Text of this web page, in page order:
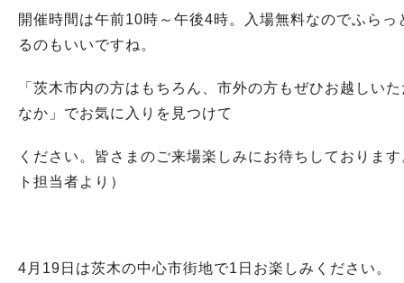
開催時間は午前10時～午後4時。入場無料なのでふらっ
るのもいいですね。
「茨木市内の方はもちろん、市外の方もぜひお越しい
なか」でお気に入りを見つけて
ください。皆さまのご来場楽しみにお待ちしておりま
ト担当者より）
4月19日は茨木の中心市街地で1日お楽しみください。